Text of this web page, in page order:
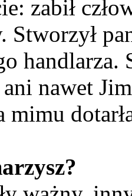
zabił
Stworzył
nawet
mimu